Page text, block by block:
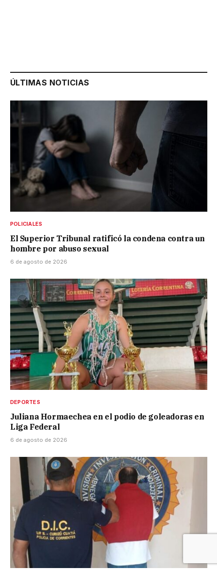
ÚLTIMAS NOTICIAS
POLICIALES
El Superior Tribunal ratificó la condena contra un
hombre por abuso sexual
6 de agosto de 2026
DEPORTES
Juliana Hormaechea en el podio de goleadoras en
Liga Federal
6 de agosto de 2026